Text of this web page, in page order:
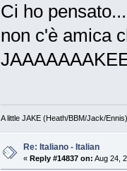
Ci ho
non c'è amica
A little JAKE (Heath/BBM/Jack/
Re: Italiano - Italian
« Reply #14837 on: Aug 24,